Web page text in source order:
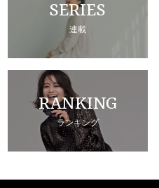
SERIES
連載
RANKING
ランキング